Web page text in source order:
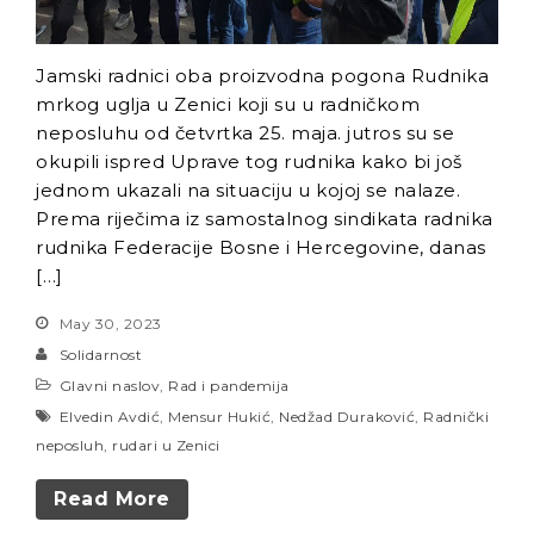
Jamski radnici oba proizvodna pogona Rudnika
mrkog uglja u Zenici koji su u radničkom
neposluhu od četvrtka 25. maja. jutros su se
okupili ispred Uprave tog rudnika kako bi još
jednom ukazali na situaciju u kojoj se nalaze.
Prema riječima iz samostalnog sindikata radnika
rudnika Federacije Bosne i Hercegovine, danas
[…]
May 30, 2023
Solidarnost
Glavni naslov Rad i pandemija
Elvedin Avdić Mensur Hukić Nedžad Duraković Radnički
neposluh rudari u Zenici
Read More